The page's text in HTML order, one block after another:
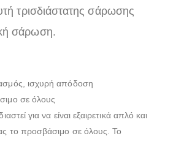
τρισδιάστατης σάρωσης
σάρωση.
ισχυρή απόδοση
σε όλους
για να είναι εξαιρετικά απλό και
το προσβάσιμο σε όλους. Το